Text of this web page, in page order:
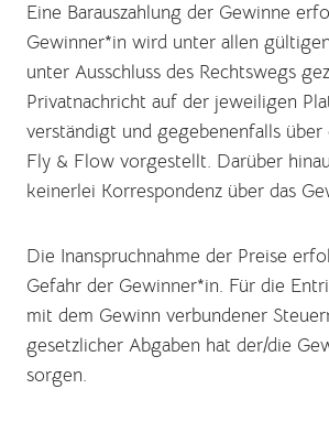
Eine Barauszahlung der Gewinne
Gewinner*in wird unter allen
unter Ausschluss des Rechtswegs
Privatnachricht auf der jeweiligen
verständigt und gegebenenfalls über
Fly & Flow vorgestellt. Darüber
keinerlei Korrespondenz über das
Die Inanspruchnahme der Preise
Gefahr der Gewinner*in. Für die
mit dem Gewinn verbundener
gesetzlicher Abgaben hat der/die
sorgen.